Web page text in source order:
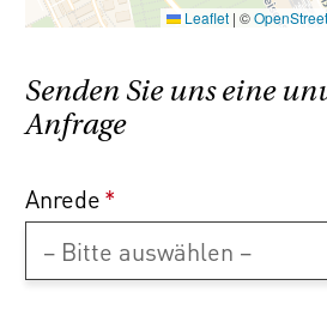
Wir weisen darauf hin, dass
ein familiäres oder
Naheverhältnis besteht.
Der Vermittler ist als
Leaflet | ©
Senden Sie uns eine
Anfrage
Anrede*